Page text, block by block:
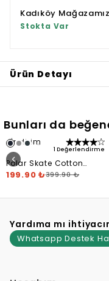
Kadıköy
Stokta Var
Ürün Detayı
Bunları da
İndirim
+2
1 Değerlendirme
Polar Skate Cotton
Cuffed Bere
199.90 ₺399.90 ₺
Yardıma mı
Whatsapp Destek